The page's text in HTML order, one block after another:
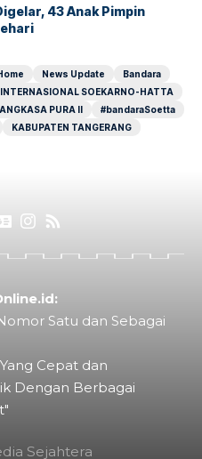
43 Anak Pimpin
News Update
Bandara
SOEKARNO-HATTA
ANGKASA PURA II
#bandaraSoetta
KABUPATEN TANGERANG
Satu dan Sebagai
Cepat dan
Dengan Berbagai
Sejahtera